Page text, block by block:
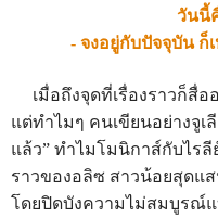
วันนี้
- จงอยู่กับปัจจุบัน
เมื่อถึงจุดที่เรื่องราวก็สื่อ
แต่ทำไมๆ คนเขียนอย่างจูเ
แล้ว” ทำไมโมนิกาส์กับไรลี
ราวของอลิซ สาวน้อยสุดแ
โดยปิดบังความไม่สมบูรณ์แ